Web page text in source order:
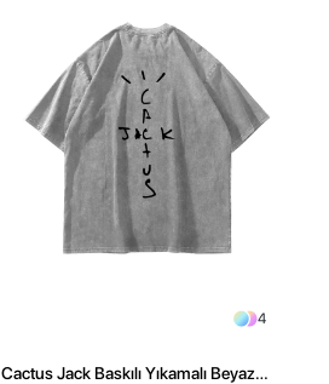
4
Cactus Jack Baskılı Yıkamalı Beyaz